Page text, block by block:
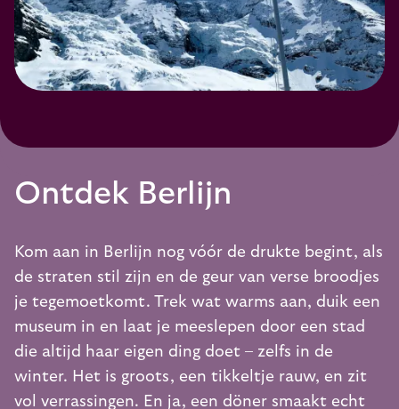
Ontdek Berlijn
Kom aan in Berlijn nog vóór de drukte begint, als
de straten stil zijn en de geur van verse broodjes
je tegemoetkomt. Trek wat warms aan, duik een
museum in en laat je meeslepen door een stad
die altijd haar eigen ding doet – zelfs in de
winter. Het is groots, een tikkeltje rauw, en zit
vol verrassingen. En ja, een döner smaakt echt